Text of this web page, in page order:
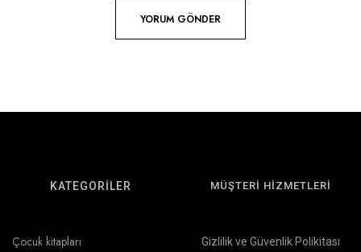
KATEGORİLER
Çocuk kitapları
MÜŞTERİ HİZMETLERİ
Gizlilik ve Güvenlik Polikitası